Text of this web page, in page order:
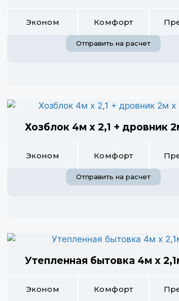
Эконом Комфорт
Отправить на расчет
Хозблок 4м х 2,1 + дровник
Эконом Комфорт
Отправить на расчет
Утепленная бытовка 4м х
Эконом Комфорт